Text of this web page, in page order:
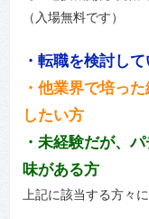
（入場無料です）
・転職を検討し
・他業界で培っ
したい方
・未経験だが、
味がある方
上記に該当する方々